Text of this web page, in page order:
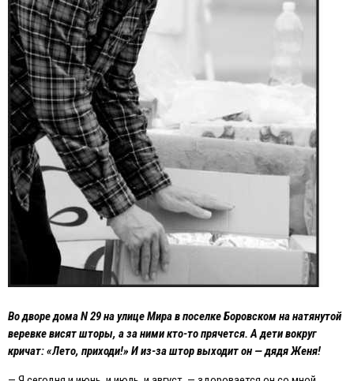
Во дворе дома N 29 на улице Мира в поселке Боровском на натянутой
веревке висят шторы, а за ними кто-то прячется. А дети вокруг
кричат: «Лето, приходи!» И из-за штор выходит он — дядя Женя!